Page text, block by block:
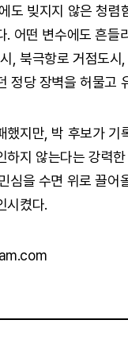
도 빚지지 않은 청
. 어떤 변수에도 흔
, 북극항로 거점도
정당 장벽을 허물고
했지만, 박 후보가
하지 않는다는 강력
심을 수면 위로 끌어
시켰다.